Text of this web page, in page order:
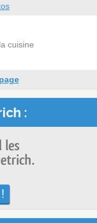
cuisine
:
les